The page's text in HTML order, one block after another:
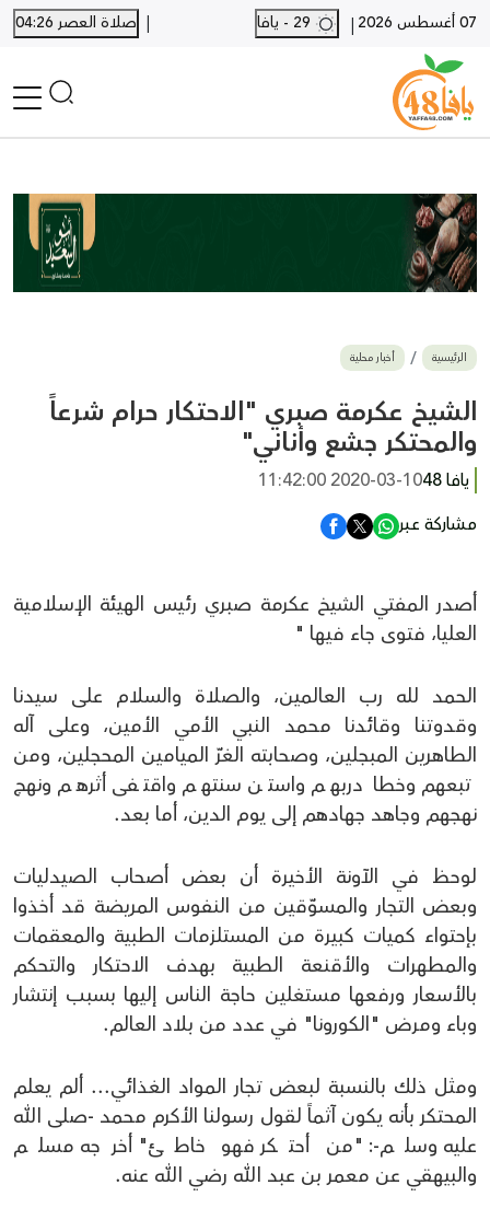
07 أغسطس 2026 |
| صلاة العصر 04:26
أخبار محلية
أخبار يافا
SHORTS
أخبار اللد والرملة
بيع وشراء
أخبار القدس
وفيات
المزيد
ارسل خبر
الرئيسية أخبار محلية
الشيخ عكرمة صبري "الاحتكار حرام شرعاً
والمحتكر جشع وأناني"
يافا 48
2020-03-10 11:42:00
مشاركة عبر
أصدر المفتي الشيخ عكرمة صبري رئيس الهيئة الإسلامية
العليا، فتوى جاء فيها "
الحمد لله رب العالمين، والصلاة والسلام على سيدنا
وقدوتنا وقائدنا محمد النبي الأمي الأمين، وعلى آله
الطاهرين المبجلين، وصحابته الغرّ الميامين المحجلين، ومن
تبعهم وخطا دربهم واستن سنتهم واقتفى أثرهم ونهج
نهجهم وجاهد جهادهم إلى يوم الدين، أما بعد.
لوحظ في الآونة الأخيرة أن بعض أصحاب الصيدليات
وبعض التجار والمسوّقين من النفوس المريضة قد أخذوا
بإحتواء كميات كبيرة من المستلزمات الطبية والمعقمات
والمطهرات والأقنعة الطبية بهدف الاحتكار والتحكم
بالأسعار ورفعها مستغلين حاجة الناس إليها بسبب إنتشار
وباء ومرض "الكورونا" في عدد من بلاد العالم.
ومثل ذلك بالنسبة لبعض تجار المواد الغذائي... ألم يعلم
المحتكر بأنه يكون آثماً لقول رسولنا الأكرم محمد -صلى الله
عليه وسلم-: "من أحتكر فهو خاطئ" أخرجه مسلم
والبيهقي عن معمر بن عبد الله رضي الله عنه.